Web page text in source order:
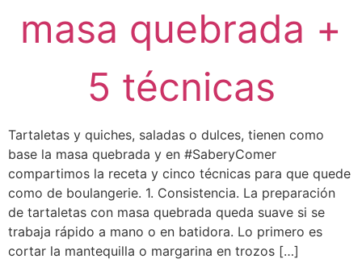
masa quebrada +
5 técnicas
Tartaletas y quiches, saladas o dulces, tienen como
base la masa quebrada y en #SaberyComer
compartimos la receta y cinco técnicas para que quede
como de boulangerie. 1. Consistencia. La preparación
de tartaletas con masa quebrada queda suave si se
trabaja rápido a mano o en batidora. Lo primero es
cortar la mantequilla o margarina en trozos […]